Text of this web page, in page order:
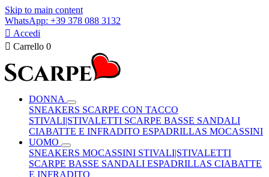
Skip to main content
WhatsApp: +39 378 088 3132
 Accedi
 Carrello 0
DONNA
SNEAKERS SCARPE CON TACCO
STIVALI|STIVALETTI SCARPE BASSE SANDALI
CIABATTE E INFRADITO ESPADRILLAS MOCASSINI
UOMO
SNEAKERS MOCASSINI STIVALI|STIVALETTI
SCARPE BASSE SANDALI ESPADRILLAS CIABATTE
E INFRADITO